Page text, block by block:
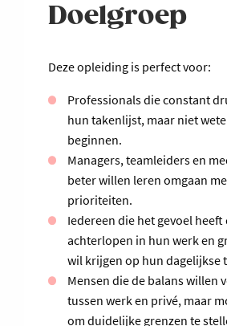
Doelgroep
Deze opleiding is perfect voor:
Professionals die constant
hun takenlijst, maar niet
beginnen.
Managers, teamleiders en
beter willen leren omgaan
prioriteiten.
Iedereen die het gevoel heeft
achterlopen in hun werk en
wil krijgen op hun dagelijkse
Mensen die de balans willen
tussen werk en privé, maar
om duidelijke grenzen te